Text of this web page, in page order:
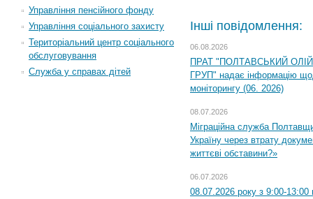
Управління пенсійного фонду
Управління соціального захисту
Територіальний центр соціального
обслуговування
Служба у справах дітей
Інші повідомлення:
06.08.2026
ПРАТ "ПОЛТАВСЬКИЙ
ГРУП" надає інформацію
моніторингу (06. 2026)
08.07.2026
Міграційна служба
Україну через втрату
життєві обставини?»
06.07.2026
08.07.2026 року з 9:00-13:00